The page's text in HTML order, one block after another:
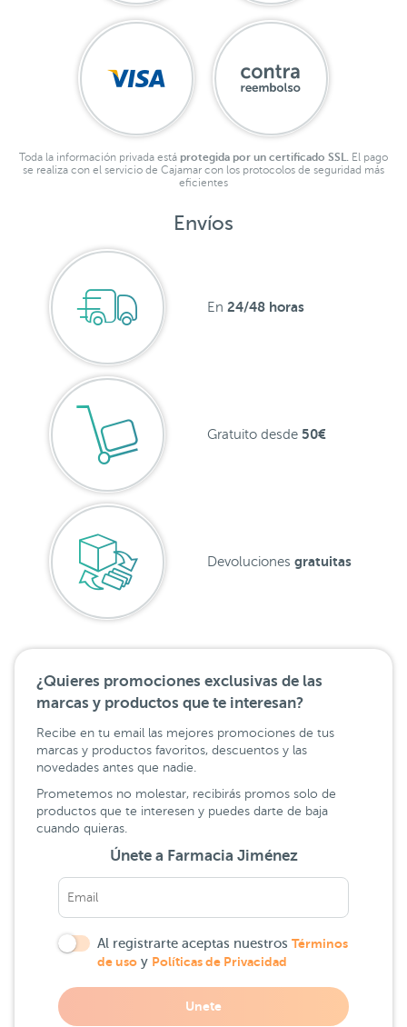
Toda la información privada está protegida por un certificado SSL. El pago
se realiza con el servicio de Cajamar con los protocolos de seguridad más
eficientes
Envíos
En 24/48 horas
Gratuito desde 50€
Devoluciones gratuitas
¿Quieres promociones exclusivas de las
marcas y productos que te interesan?
Recibe en tu email las mejores promociones de tus
marcas y productos favoritos, descuentos y las
novedades antes que nadie.
Prometemos no molestar, recibirás promos solo de
productos que te interesen y puedes darte de baja
cuando quieras.
Únete a Farmacia Jiménez
Al registrarte aceptas nuestros Términos
de uso y Políticas de Privacidad
Unete